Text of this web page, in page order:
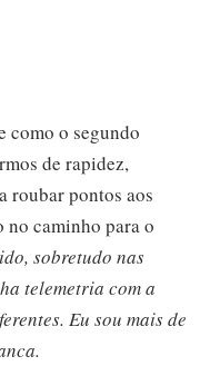
como o segundo
de rapidez,
roubar pontos aos
no caminho para o
sobretudo nas
telemetria com a
Eu sou mais de